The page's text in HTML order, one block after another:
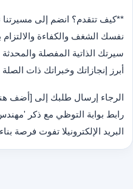
**كيف تتقدم؟ انضم إلى مسيرتنا
نفسك الشغف والكفاءة
سيرتك الذاتية المفصلة
أبرز إنجازاتك وخبراتك ذات الصلة
الرجاء إرسال طلبك إلى [أضف هنا
رابط بوابة التوظي مع ذكر
البريد الإلكترونيلا تفوت فرصة